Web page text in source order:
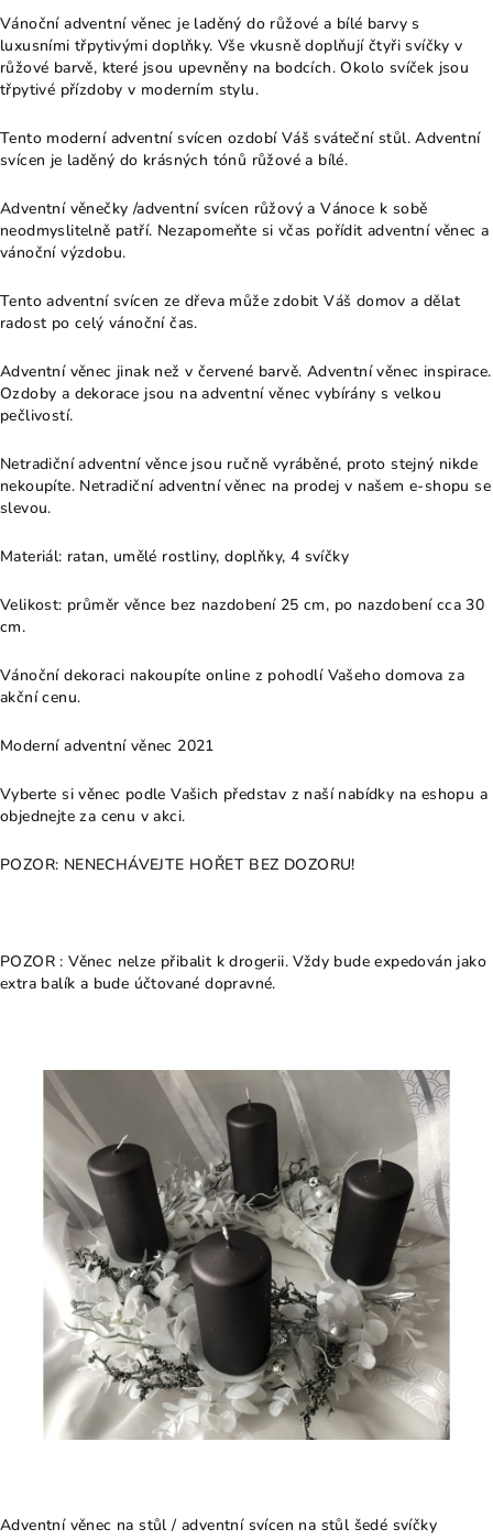
Vánoční adventní věnec je laděný do růžové a bílé barvy s
luxusními třpytivými doplňky. Vše vkusně doplňují čtyři svíčky v
růžové barvě, které jsou upevněny na bodcích. Okolo svíček jsou
třpytivé přízdoby v moderním stylu.
Tento moderní adventní svícen ozdobí Váš sváteční stůl. Adventní
svícen je laděný do krásných tónů růžové a bílé.
Adventní věnečky /adventní svícen růžový a Vánoce k sobě
neodmyslitelně patří. Nezapomeňte si včas pořídit adventní věnec a
vánoční výzdobu.
Tento adventní svícen ze dřeva může zdobit Váš domov a dělat
radost po celý vánoční čas.
Adventní věnec jinak než v červené barvě. Adventní věnec inspirace.
Ozdoby a dekorace jsou na adventní věnec vybírány s velkou
pečlivostí.
Netradiční adventní věnce jsou ručně vyráběné, proto stejný nikde
nekoupíte. Netradiční adventní věnec na prodej v našem e-shopu se
slevou.
Materiál: ratan, umělé rostliny, doplňky, 4 svíčky
Velikost: průměr věnce bez nazdobení 25 cm, po nazdobení cca 30
cm.
Vánoční dekoraci nakoupíte online z pohodlí Vašeho domova za
akční cenu.
Moderní adventní věnec 2021
Vyberte si věnec podle Vašich představ z naší nabídky na eshopu a
objednejte za cenu v akci.
POZOR: NENECHÁVEJTE HOŘET BEZ DOZORU!
POZOR : Věnec nelze přibalit k drogerii. Vždy bude expedován jako
extra balík a bude účtované dopravné.
Adventní věnec na stůl / adventní svícen na stůl šedé svíčky